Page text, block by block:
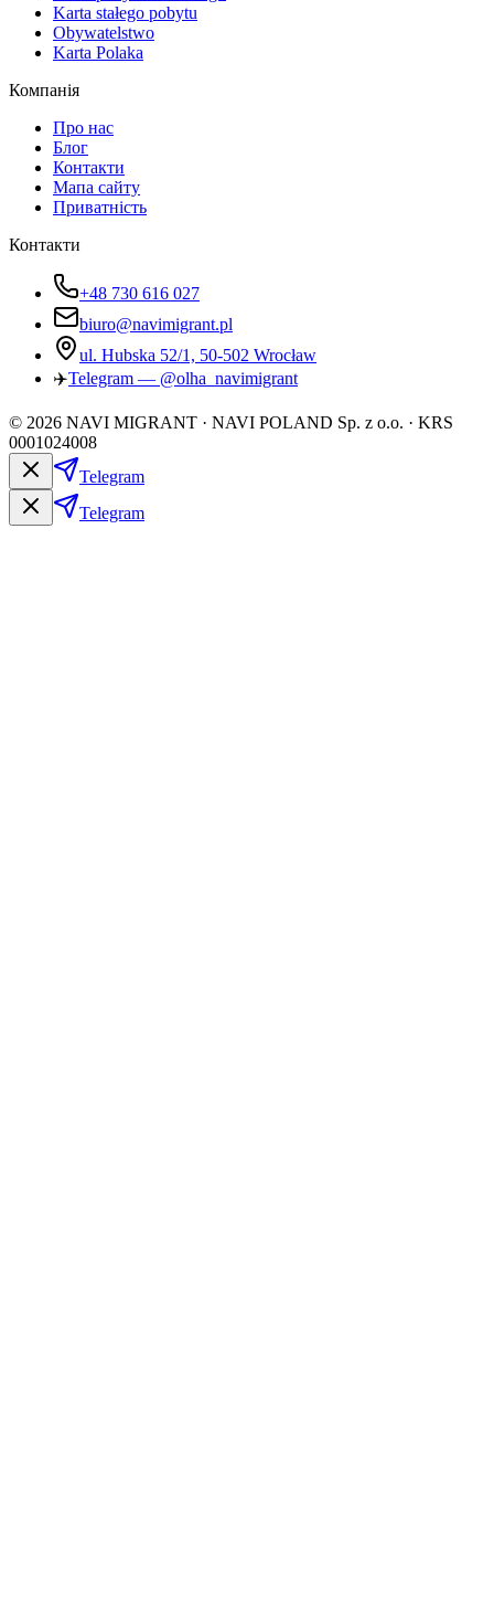
Karta stałego pobytu
Obywatelstwo
Karta Polaka
Компанія
Про нас
Блог
Контакти
Мапа сайту
Приватність
Контакти
+48 730 616 027
biuro@navimigrant.pl
ul. Hubska 52/1, 50-502 Wrocław
✈️Telegram — @olha_navimigrant
© 2026 NAVI MIGRANT · NAVI POLAND Sp. z o.o. · KRS
0001024008
Telegram
Telegram